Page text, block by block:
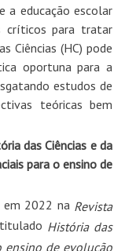
a educação escolar
críticos para tratar
Ciências (HC) pode
oportuna para a
estudos de
teóricas bem
das Ciências e da
para o ensino de
em 2022 na Revista
História das
ensino de evolução